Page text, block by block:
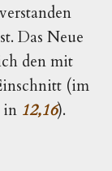
Das Neue
den mit
(im
in 12,16).